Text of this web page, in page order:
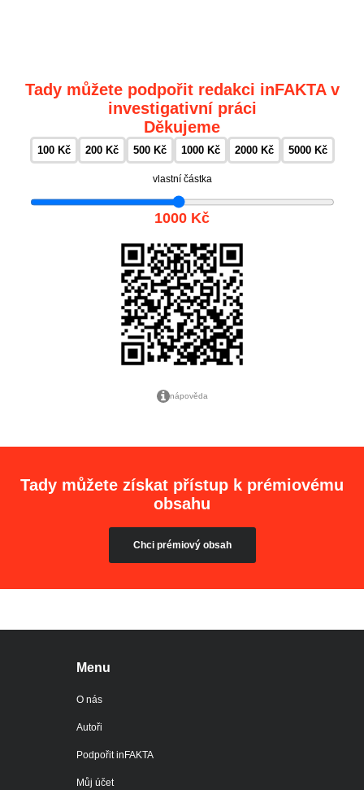
Tady můžete podpořit redakci inFAKTA v
investigativní práci
Děkujeme
100 Kč 200 Kč 500 Kč 1000 Kč 2000 Kč 5000 Kč
vlastní částka
1000 Kč
nápověda
Tady můžete získat přístup k prémiovému
obsahu
Chci prémiový obsah
Menu
O nás
Autoři
Podpořit inFAKTA
Můj účet